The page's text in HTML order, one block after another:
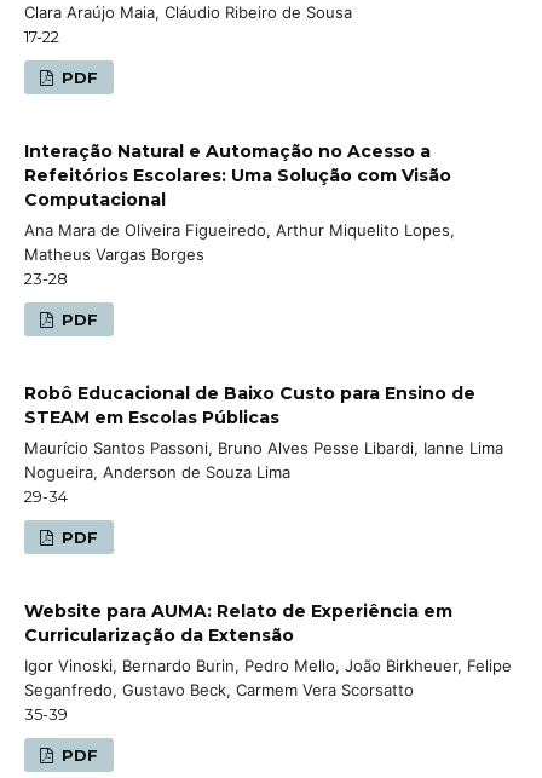
Clara Araújo Maia, Cláudio Ribeiro de Sousa
17-22
PDF
Interação Natural e Automação no Acesso a
Refeitórios Escolares: Uma Solução com Visão
Computacional
Ana Mara de Oliveira Figueiredo, Arthur Miquelito Lopes,
Matheus Vargas Borges
23-28
PDF
Robô Educacional de Baixo Custo para Ensino de
STEAM em Escolas Públicas
Maurício Santos Passoni, Bruno Alves Pesse Libardi, Ianne Lima
Nogueira, Anderson de Souza Lima
29-34
PDF
Website para AUMA: Relato de Experiência em
Curricularização da Extensão
Igor Vinoski, Bernardo Burin, Pedro Mello, João Birkheuer, Felipe
Seganfredo, Gustavo Beck, Carmem Vera Scorsatto
35-39
PDF